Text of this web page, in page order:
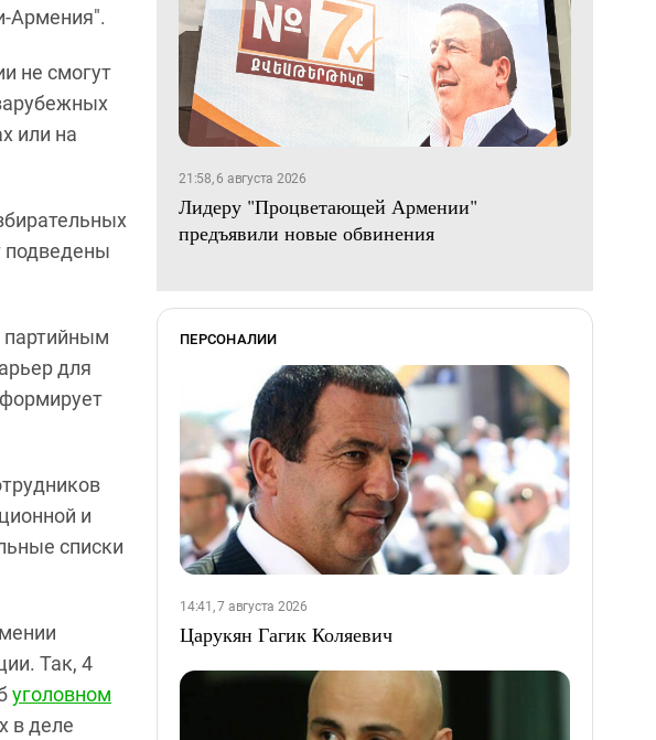
Армения".
не смогут
или на
подведены
партийным
для
и
списки
Так, 4
уголовном
в деле
21:58, 6 августа 2026
Лидеру "Процветающей Армении"
предъявили новые обвинения
ПЕРСОНАЛИИ
14:41, 7 августа 2026
Царукян Гагик Коляевич